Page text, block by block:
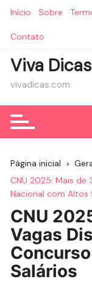
Início Sobre
Contato
Viva Dicas
vivadicas.com
Página inicial
CNU 2025: Mais de
Nacional com Altos
CNU
Vagas
Salários